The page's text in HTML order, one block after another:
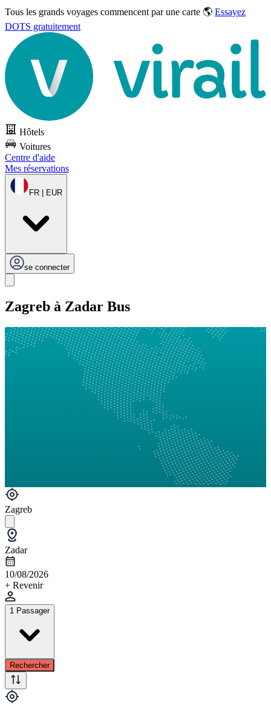
Tous les grands voyages commencent par une carte 🌎 Essayez
DOTS gratuitement
Hôtels
Voitures
Centre d'aide
Mes réservations
FR | EUR
se connecter
Zagreb à Zadar Bus
Zagreb
Zadar
10/08/2026
+ Revenir
1 Passager
Rechercher